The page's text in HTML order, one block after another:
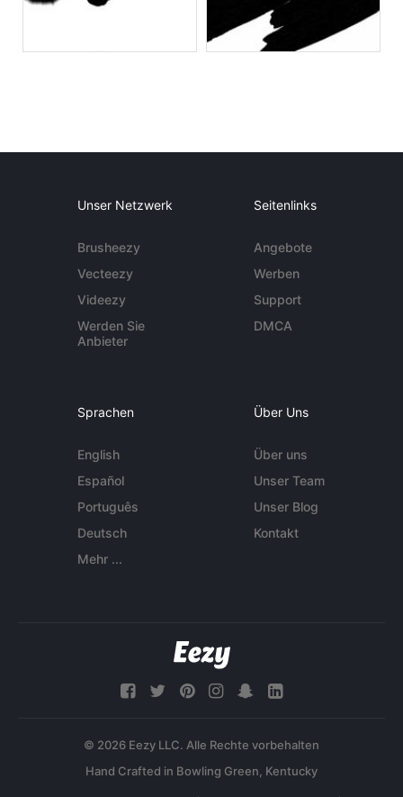
Unser Netzwerk
Brusheezy
Vecteezy
Videezy
Werden Sie
Anbieter
Seitenlinks
Angebote
Werben
Support
DMCA
Sprachen
English
Español
Português
Deutsch
Mehr ...
Über Uns
Über uns
Unser Team
Unser Blog
Kontakt
© 2026 Eezy LLC. Alle Rechte vorbehalten